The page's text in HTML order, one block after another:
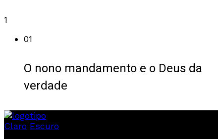
1
01
O nono mandamento e o Deus da
verdade
Claro Escuro